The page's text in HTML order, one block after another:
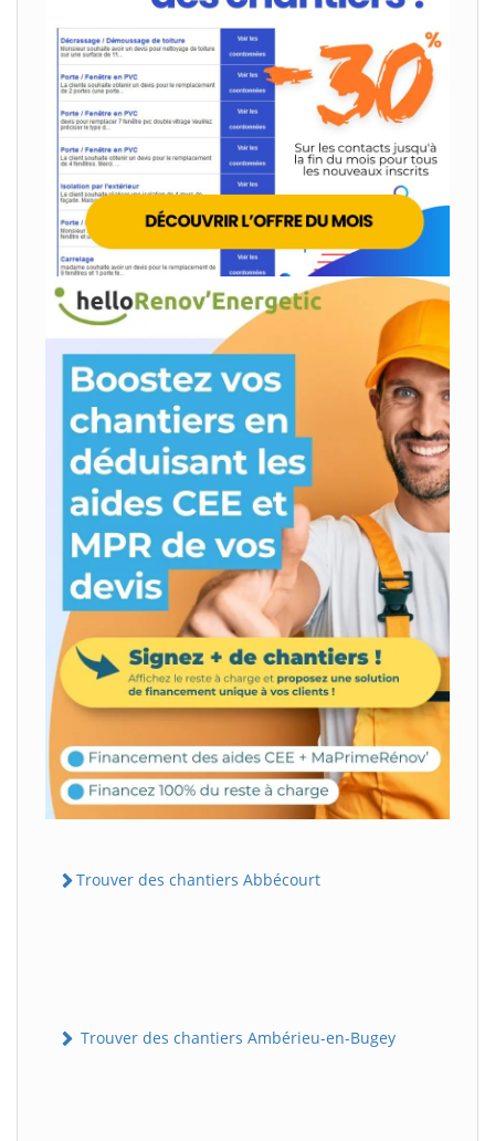
Trouver des chantiers Abbécourt
Trouver des chantiers Ambérieu-en-Bugey